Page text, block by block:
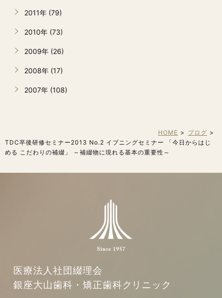
2011年 (79)
2010年 (73)
2009年 (26)
2008年 (17)
2007年 (108)
HOME
ブログ
TDC卒後研修セミナー2013 No.2 イブニングセミナー 「今日からはじ
める こだわりの補綴」 ～補綴物に現れる基本の重要性～
医療法人社団綴理会
銀座大山歯科・矯正歯科クリニック